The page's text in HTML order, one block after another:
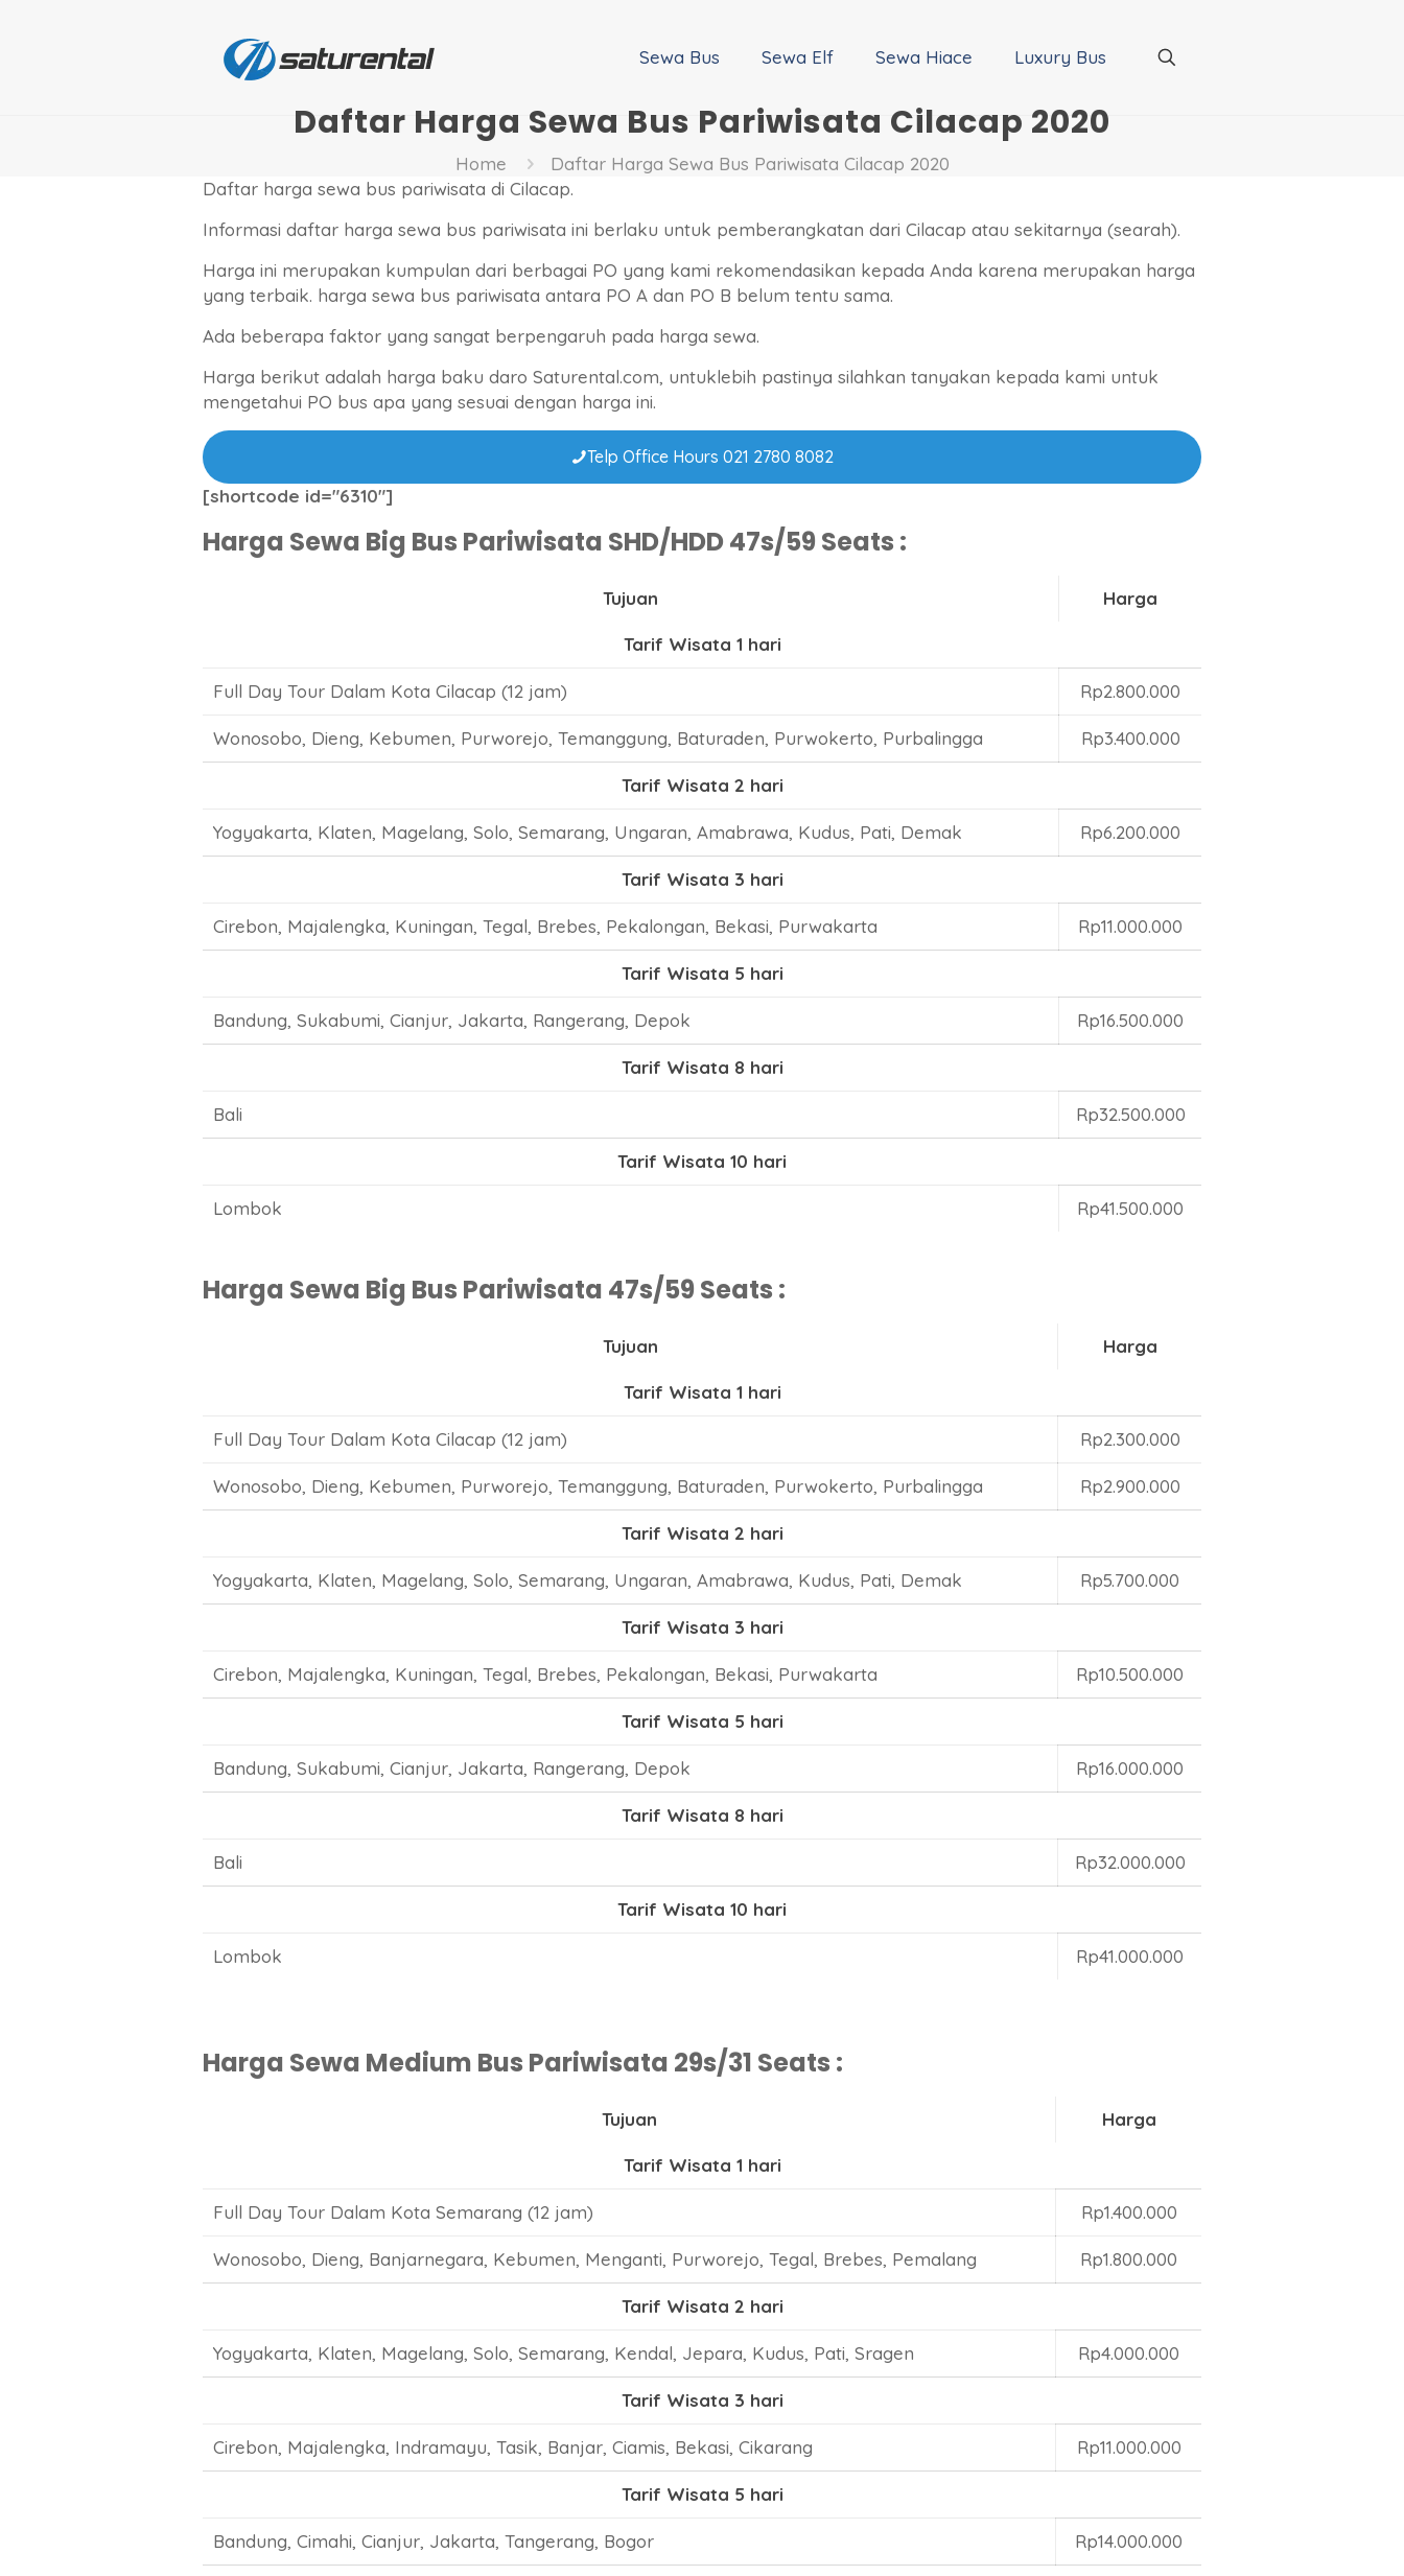
Sewa Bus Sewa Elf Sewa Hiace Luxury Bus
Daftar Harga Sewa Bus Pariwisata Cilacap 2020
Home
Daftar Harga Sewa Bus Pariwisata Cilacap 2020
Daftar harga sewa bus pariwisata di Cilacap.
Informasi daftar harga sewa bus pariwisata ini berlaku untuk pemberangkatan dari Cilacap atau sekitarnya (searah).
Harga ini merupakan kumpulan dari berbagai PO yang kami rekomendasikan kepada Anda karena merupakan harga
yang terbaik. harga sewa bus pariwisata antara PO A dan PO B belum tentu sama.
Ada beberapa faktor yang sangat berpengaruh pada harga sewa.
Harga berikut adalah harga baku daro Saturental.com, untuklebih pastinya silahkan tanyakan kepada kami untuk
mengetahui PO bus apa yang sesuai dengan harga ini.
Telp Office Hours 021 2780 8082
[shortcode id="6310"]
Harga Sewa Big Bus Pariwisata SHD/HDD 47s/59 Seats :
Tujuan Harga
Tarif Wisata 1 hari
Full Day Tour Dalam Kota Cilacap (12 jam) Rp2.800.000
Wonosobo, Dieng, Kebumen, Purworejo, Temanggung, Baturaden, Purwokerto, Purbalingga Rp3.400.000
Tarif Wisata 2 hari
Yogyakarta, Klaten, Magelang, Solo, Semarang, Ungaran, Amabrawa, Kudus, Pati, Demak Rp6.200.000
Tarif Wisata 3 hari
Cirebon, Majalengka, Kuningan, Tegal, Brebes, Pekalongan, Bekasi, Purwakarta Rp11.000.000
Tarif Wisata 5 hari
Bandung, Sukabumi, Cianjur, Jakarta, Rangerang, Depok Rp16.500.000
Tarif Wisata 8 hari
Bali Rp32.500.000
Tarif Wisata 10 hari
Lombok Rp41.500.000
Harga Sewa Big Bus Pariwisata 47s/59 Seats :
Tujuan Harga
Tarif Wisata 1 hari
Full Day Tour Dalam Kota Cilacap (12 jam) Rp2.300.000
Wonosobo, Dieng, Kebumen, Purworejo, Temanggung, Baturaden, Purwokerto, Purbalingga Rp2.900.000
Tarif Wisata 2 hari
Yogyakarta, Klaten, Magelang, Solo, Semarang, Ungaran, Amabrawa, Kudus, Pati, Demak Rp5.700.000
Tarif Wisata 3 hari
Cirebon, Majalengka, Kuningan, Tegal, Brebes, Pekalongan, Bekasi, Purwakarta Rp10.500.000
Tarif Wisata 5 hari
Bandung, Sukabumi, Cianjur, Jakarta, Rangerang, Depok Rp16.000.000
Tarif Wisata 8 hari
Bali Rp32.000.000
Tarif Wisata 10 hari
Lombok Rp41.000.000
Harga Sewa Medium Bus Pariwisata 29s/31 Seats :
Tujuan Harga
Tarif Wisata 1 hari
Full Day Tour Dalam Kota Semarang (12 jam) Rp1.400.000
Wonosobo, Dieng, Banjarnegara, Kebumen, Menganti, Purworejo, Tegal, Brebes, Pemalang Rp1.800.000
Tarif Wisata 2 hari
Yogyakarta, Klaten, Magelang, Solo, Semarang, Kendal, Jepara, Kudus, Pati, Sragen Rp4.000.000
Tarif Wisata 3 hari
Cirebon, Majalengka, Indramayu, Tasik, Banjar, Ciamis, Bekasi, Cikarang Rp11.000.000
Tarif Wisata 5 hari
Bandung, Cimahi, Cianjur, Jakarta, Tangerang, Bogor Rp14.000.000